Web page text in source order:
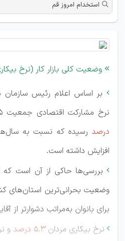
استخدام امروز قم
 وضعیت کلی بازار کار (نرخ
 بر اساس اعلام رئیس سازمان
نرخ مشارکت اقتصادی جمعیت ۱۵ ساله و بیشتر به
درصد
افزایش داشته است.
 بررسی‌ها حاکی از آن است که
وضعیت بحرانی‌ترین استان‌های
برای بانوان به‌مراتب دشوارتر از
 نرخ بیکاری مردان ۵.۳ درصد